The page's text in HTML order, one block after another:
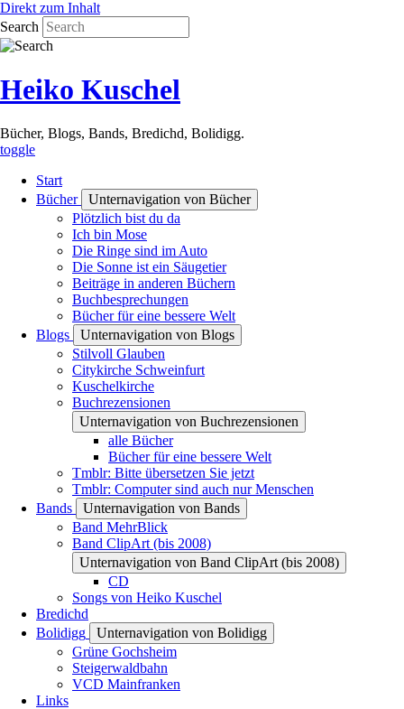
Direkt zum Inhalt
Search
Heiko Kuschel
Bücher, Blogs, Bands, Bredichd, Bolidigg.
toggle
Start
Bücher
Unternavigation von Bücher
Plötzlich bist du da
Ich bin Mose
Die Ringe sind im Auto
Die Sonne ist ein Säugetier
Beiträge in anderen Büchern
Buchbesprechungen
Bücher für eine bessere Welt
Blogs
Unternavigation von Blogs
Stilvoll Glauben
Citykirche Schweinfurt
Kuschelkirche
Buchrezensionen
Unternavigation von Buchrezensionen
alle Bücher
Bücher für eine bessere Welt
Tmblr: Bitte übersetzen Sie jetzt
Tmblr: Computer sind auch nur Menschen
Bands
Unternavigation von Bands
Band MehrBlick
Band ClipArt (bis 2008)
Unternavigation von Band ClipArt (bis 2008)
CD
Songs von Heiko Kuschel
Bredichd
Bolidigg
Unternavigation von Bolidigg
Grüne Gochsheim
Steigerwaldbahn
VCD Mainfranken
Links